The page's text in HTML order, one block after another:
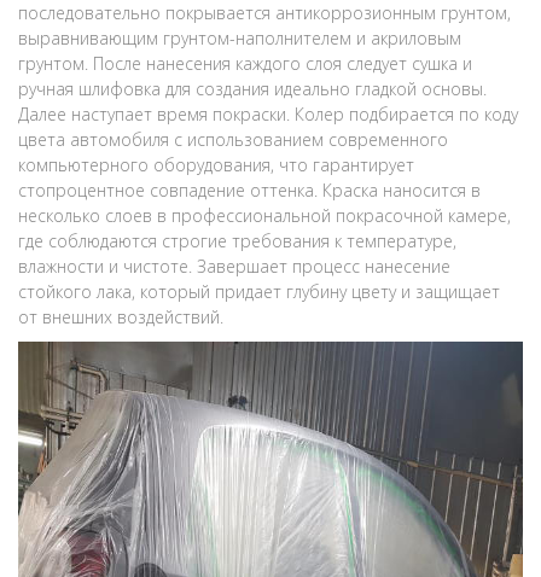
последовательно покрывается антикоррозионным грунтом,
выравнивающим грунтом-наполнителем и акриловым
грунтом. После нанесения каждого слоя следует сушка и
ручная шлифовка для создания идеально гладкой основы.
Далее наступает время покраски. Колер подбирается по коду
цвета автомобиля с использованием современного
компьютерного оборудования, что гарантирует
стопроцентное совпадение оттенка. Краска наносится в
несколько слоев в профессиональной покрасочной камере,
где соблюдаются строгие требования к температуре,
влажности и чистоте. Завершает процесс нанесение
стойкого лака, который придает глубину цвету и защищает
от внешних воздействий.